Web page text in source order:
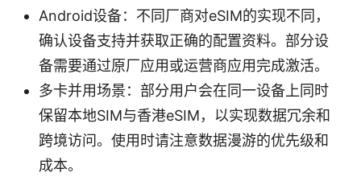
Android设备：不同厂商对eSIM的实现不同，
确认设备支持并获取正确的配置资料。部分设
备需要通过原厂应用或运营商应用完成激活。
多卡并用场景：部分用户会在同一设备上同时
保留本地SIM与香港eSIM，以实现数据冗余和
跨境访问。使用时请注意数据漫游的优先级和
成本。